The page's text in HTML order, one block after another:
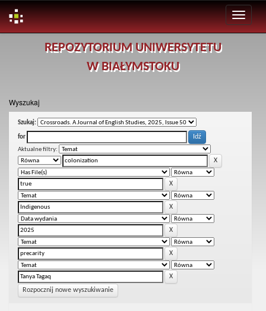
REPOZYTORIUM UNIWERSYTETU
W BIAŁYMSTOKU
Wyszukaj
Szukaj:
for
Aktualne filtry:
Rozpocznij nowe wyszukiwanie